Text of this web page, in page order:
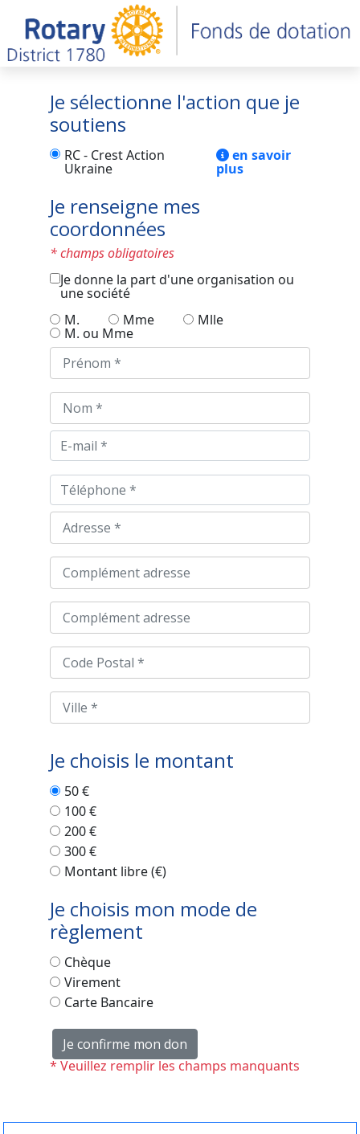
Je sélectionne l'action que je
soutiens
RC - Crest Action
Ukraine
en savoir
plus
Je renseigne mes
coordonnées
* champs obligatoires
Je donne la part d'une organisation ou
une société
M.
Mme Mlle
M. ou Mme
Je choisis le montant
50 €
100 €
200 €
300 €
Montant libre (€)
Je choisis mon mode de
règlement
Chèque
Virement
Carte Bancaire
Je confirme mon don
* Veuillez remplir les champs manquants